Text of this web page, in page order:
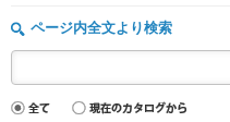
ページ内全文より検索